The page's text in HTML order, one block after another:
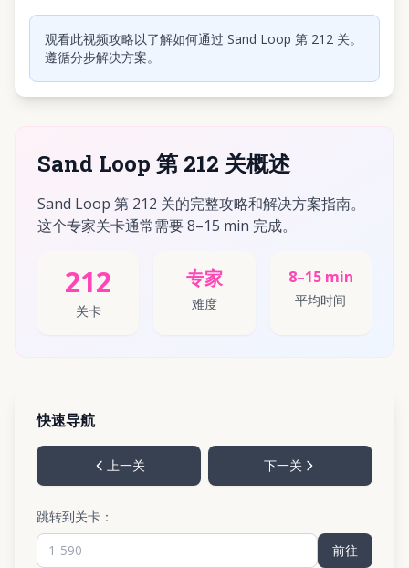
观看此视频攻略以了解如何通过 Sand Loop 第 212 关。
遵循分步解决方案。
Sand Loop 第 212 关概述
Sand Loop 第 212 关的完整攻略和解决方案指南。
这个专家关卡通常需要 8–15 min 完成。
212
关卡
专家
难度
8–15 min
平均时间
快速导航
上一关 下一关
跳转到关卡：
前往